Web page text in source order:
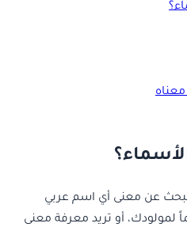
عن معنى أي اسم عربي
أو تريد معرفة معنى